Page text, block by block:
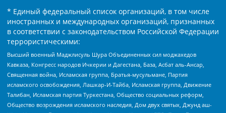
* Единый федеральный список организаций, в том числе
иностранных и международных организаций, признанных
в соответствии с законодательством Российской Федерации
террористическими:
Высший военный Маджлисуль Шура Объединенных сил моджахедов
Кавказа, Конгресс народов Ичкерии и Дагестана, База, Асбат аль-Ансар,
Священная война, Исламская группа, Братья-мусульмане, Партия
исламского освобождения, Лашкар-И-Тайба, Исламская группа, Движение
Талибан, Исламская партия Туркестана, Общество социальных реформ,
Общество возрождения исламского наследия, Дом двух святых, Джунд аш-